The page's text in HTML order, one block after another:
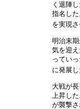
く退陣
指名し
を実現さ
明治末
気を迎
ってい
に発展し
大戦が
上昇し
が襲撃